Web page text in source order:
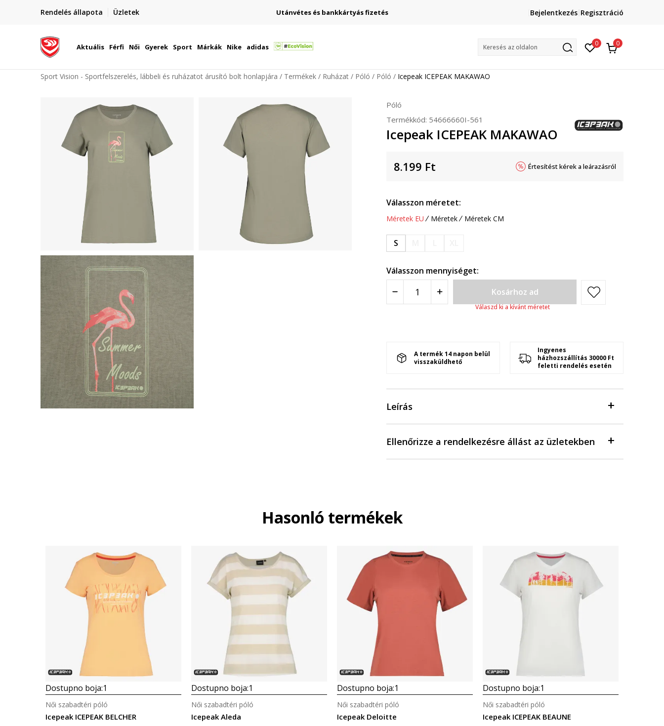
Rendelés állapota Üzletek
Szállítás Magyarország területén Utánvétes és bankkártyás fizetés
Lépj velünk kapcsolatba
online@sport-vision.huBejelentkezés Regisztráció
Aktuális Férfi Női Gyerek Sport Márkák Nike adidas Keresés az oldalon 0 0
Sport Vision - Sportfelszerelés, lábbeli és ruházatot árusító bolt honlapjára Termékek Ruházat Póló Póló Icepeak ICEPEAK MAKAWAO
Póló
Termékkód: 54666660I-561
Icepeak ICEPEAK MAKAWAO
8.199 Ft Értesítést kérek a leárazásról
Válasszon méretet:
Méretek EU Méretek Méretek CM
S
Válasszon mennyiséget:
Kosárhoz ad
Válaszd ki a kívánt méretet
A termék 14 napon belül
visszaküldhető
Ingyenes
házhozszállítás 30000 Ft
feletti rendelés esetén
Leírás
Ellenőrizze a rendelkezésre állást az üzletekben
Hasonló termékek
Dostupno boja:1
Icepeak ICEPEAK BELCHER
Női szabadtéri póló
Dostupno boja:1
Icepeak Aleda
Női szabadtéri póló
Dostupno boja:1
Icepeak Deloitte
Női szabadtéri póló
Dostupno boja:1
Icepeak ICEPEAK BEAUNE
Női szabadtéri póló